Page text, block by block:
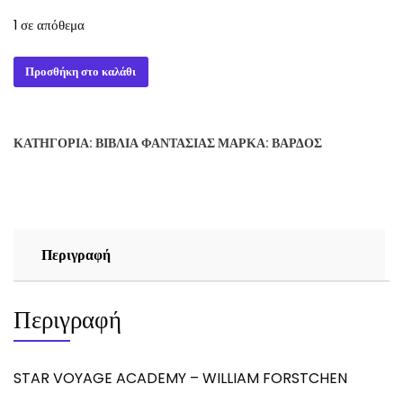
1 σε απόθεμα
STAR
VOYAGE
WILLIAM
Προσθήκη στο καλάθι
ΚΑΤΗΓΟΡΊΑ: ΒΙΒΛΊΑ ΦΑΝΤΑΣΊΑΣΜΆΡΚΑ: ΒΆΡΔΟΣ
Περιγραφή
Περιγραφή
STAR VOYAGE ACADEMY – WILLIAM FORSTCHEN